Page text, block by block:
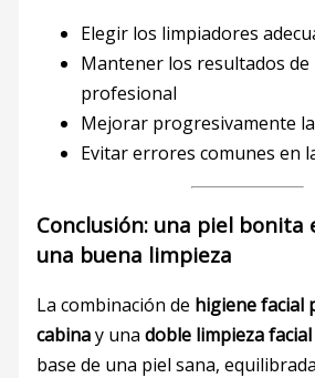
Elegir los limpiadores
Mantener los resultados de
profesional
Mejorar progresivamente
Evitar errores comunes en
Conclusión: una piel bonita
una buena limpieza
La combinación de higiene facial
cabinay una doble limpieza facial
base de una piel sana,